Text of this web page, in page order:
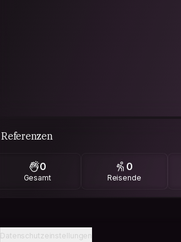
Referenzen
0
Gesamt
0
Reisende
Datenschutzeinstellungen